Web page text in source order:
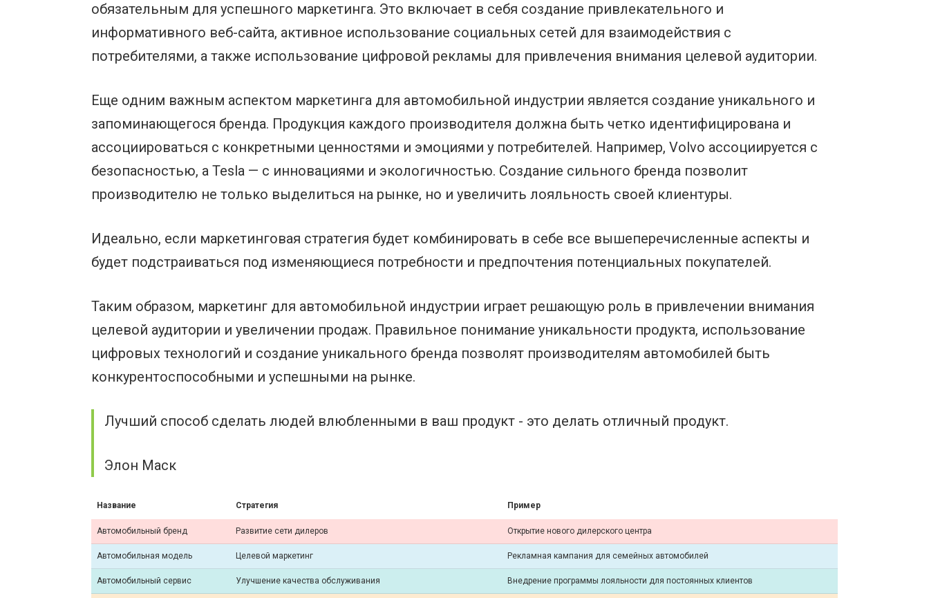
обязательным для успешного маркетинга. Это включает в себя создание привлекательного и
информативного веб-сайта, активное использование социальных сетей для взаимодействия с
потребителями, а также использование цифровой рекламы для привлечения внимания целевой аудитории.
Еще одним важным аспектом маркетинга для автомобильной индустрии является создание уникального и
запоминающегося бренда. Продукция каждого производителя должна быть четко идентифицирована и
ассоциироваться с конкретными ценностями и эмоциями у потребителей. Например, Volvo ассоциируется с
безопасностью, а Tesla — с инновациями и экологичностью. Создание сильного бренда позволит
производителю не только выделиться на рынке, но и увеличить лояльность своей клиентуры.
Идеально, если маркетинговая стратегия будет комбинировать в себе все вышеперечисленные аспекты и
будет подстраиваться под изменяющиеся потребности и предпочтения потенциальных покупателей.
Таким образом, маркетинг для автомобильной индустрии играет решающую роль в привлечении внимания
целевой аудитории и увеличении продаж. Правильное понимание уникальности продукта, использование
цифровых технологий и создание уникального бренда позволят производителям автомобилей быть
конкурентоспособными и успешными на рынке.
Лучший способ сделать людей влюбленными в ваш продукт - это делать отличный продукт.
Элон Маск
Название Стратегия Пример
Автомобильный бренд Развитие сети дилеров Открытие нового дилерского центра
Автомобильная модель Целевой маркетинг Рекламная кампания для семейных автомобилей
Автомобильный сервис Улучшение качества обслуживания Внедрение программы лояльности для постоянных клиентов